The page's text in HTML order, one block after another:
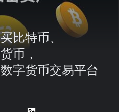
比特币、
币，
字货币交易平台